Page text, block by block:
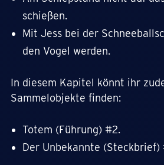
schießen.
Mit Jess bei der
den Vogel werden.
In diesem Kapitel könnt ihr
Sammelobjekte finden:
Totem (Führung) #2.
Der Unbekannte (Steckbrief)